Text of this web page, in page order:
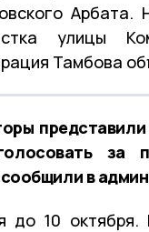
Арбата.
улицы
Тамбова
за
в
до 10